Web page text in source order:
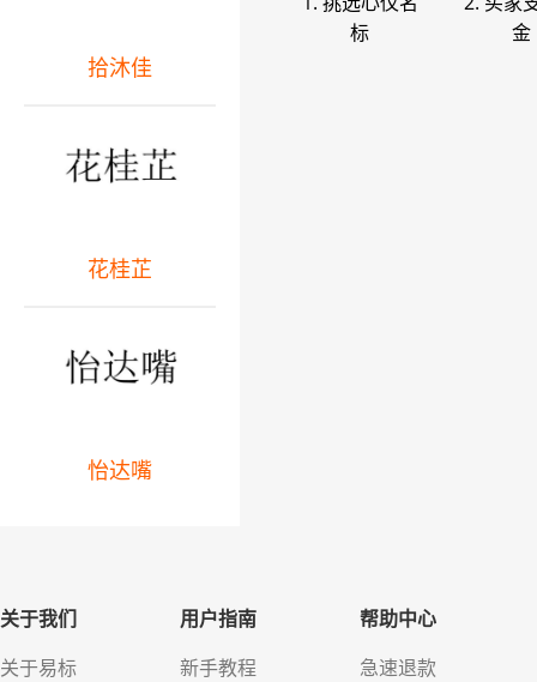
标
金
拾沐佳
花桂芷
怡达嘴
关于我们
关于易标
用户指南
新手教程
帮助中心
急速退款